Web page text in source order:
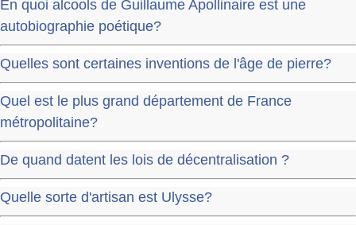
En quoi alcools de Guillaume Apollinaire est une
autobiographie poétique?
Quelles sont certaines inventions de l'âge de pierre?
Quel est le plus grand département de France
métropolitaine?
De quand datent les lois de décentralisation ?
Quelle sorte d'artisan est Ulysse?